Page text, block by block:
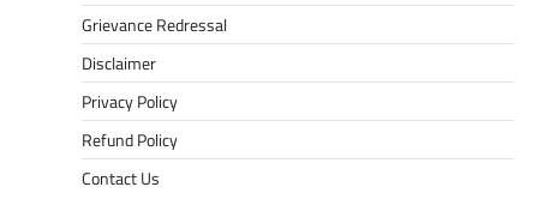
Grievance Redressal
Disclaimer
Privacy Policy
Refund Policy
Contact Us